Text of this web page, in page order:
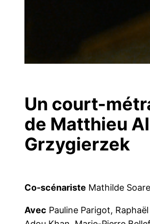
Un court-
de Matthieu
Grzygierzek
Co-scénariste Mathilde
Avec Pauline Parigot,